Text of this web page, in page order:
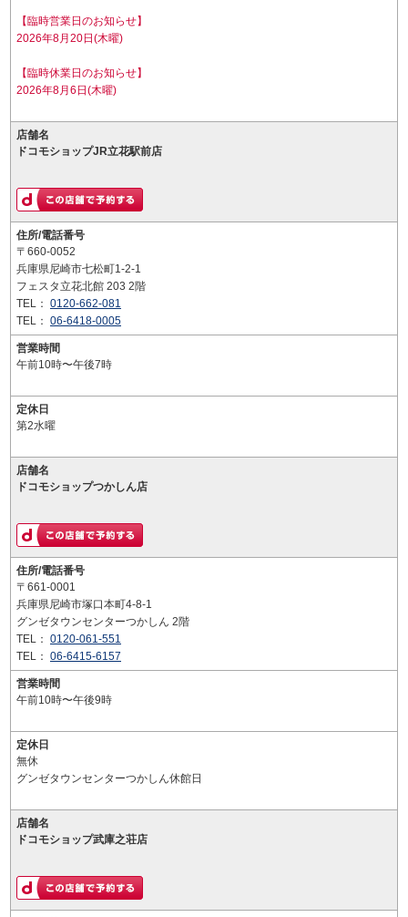
【臨時営業日のお知らせ】
2026年8月20日(木曜)
【臨時休業日のお知らせ】
2026年8月6日(木曜)
店舗名
ドコモショップJR立花駅前店
住所/電話番号
〒660-0052
兵庫県尼崎市七松町1-2-1
フェスタ立花北館 203 2階
TEL： 0120-662-081
TEL： 06-6418-0005
営業時間
午前10時〜午後7時
定休日
第2水曜
店舗名
ドコモショップつかしん店
住所/電話番号
〒661-0001
兵庫県尼崎市塚口本町4-8-1
グンゼタウンセンターつかしん 2階
TEL： 0120-061-551
TEL： 06-6415-6157
営業時間
午前10時〜午後9時
定休日
無休
グンゼタウンセンターつかしん休館日
店舗名
ドコモショップ武庫之荘店